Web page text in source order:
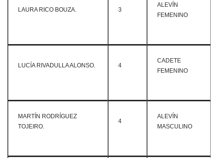
LAURA RICO BOUZA. 3
ALEVÍN
FEMENINO
LUCÍA RIVADULLA ALONSO. 4
CADETE
FEMENINO
MARTÍN RODRÍGUEZ
TOJEIRO.
4
ALEVÍN
MASCULINO